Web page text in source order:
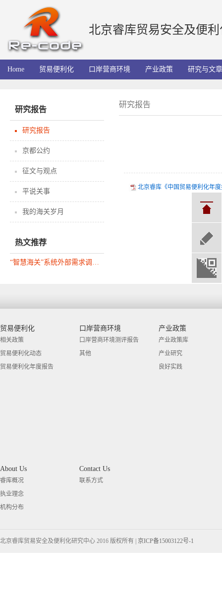
北京睿库贸易安全及便
Home 贸易便利化 口岸营商环境 产业政策 研究与文章
研究报告
研究报告
京都公约
征文与观点
平说关事
我的海关岁月
热文推荐
“智慧海关”系统外部需求调研问卷（企业部分）
研究报告
北京睿库《中国贸易便利化年
贸易便利化
相关政策
贸易便利化动态
贸易便利化年度报告
口岸营商环境
口岸营商环境测评报告
其他
产业政策
产业政策库
产业研究
良好实践
About Us
睿库概况
执业理念
机构分布
Contact Us
联系方式
北京睿库贸易安全及便利化研究中心 2016 版权所有 | 京ICP备15003122号-1